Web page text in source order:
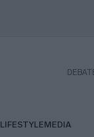
LIFESTYLEMEDIA